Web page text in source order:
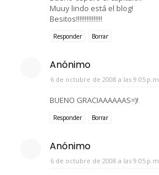
Muuy lindo está el blog!
Besitos!!!!!!!!!!!!!!!
Responder Borrar
Anónimo
6 de octubre de 2008 a las 9:05 p.m.
BUENO GRACIAAAAAAS=)!
Responder Borrar
Anónimo
6 de octubre de 2008 a las 9:05 p.m.